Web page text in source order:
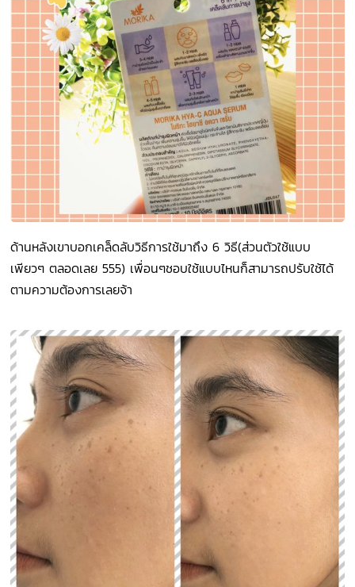
ด้านหลังเขาบอกเคล็ดลับวิธีการใช้มาถึง 6 วิธี(ส่วนตัวใช้แบบ
เพียวๆ ตลอดเลย 555) เพื่อนๆชอบใช้แบบไหนก็สามารถปรับใช้ได้
ตามความต้องการเลยจ้า